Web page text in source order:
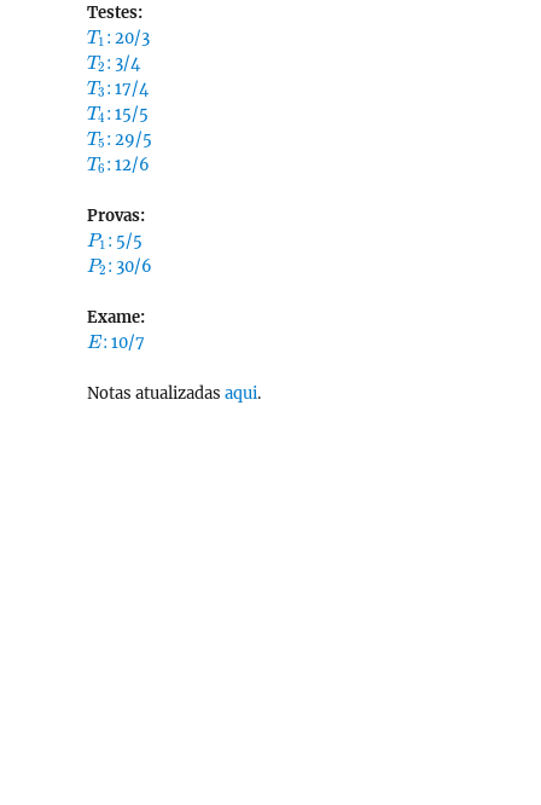
Testes:
T_1
T 1 : 20/3
T_2
T2 : 3/4
T_3
T3 : 17/4
T_4
T4: 15/5
T_5
T5 : 29/5
T_6
T6 : 12/6
Provas:
P_1
P1 : 5/5
P_2
P2 : 30/6
Exame:
E
E: 10/7
Notas atualizadas aqui.